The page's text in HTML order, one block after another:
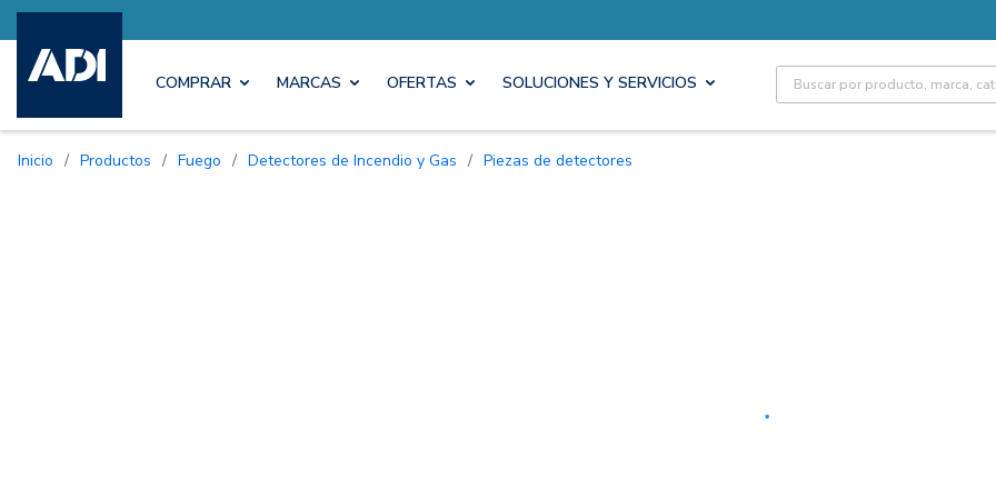
COMPRAR MARCAS OFERTAS SOLUCIONES Y SERVICIOS Site Search
Inicio / Productos / Fuego / Detectores de Incendio y Gas / Piezas de detectores